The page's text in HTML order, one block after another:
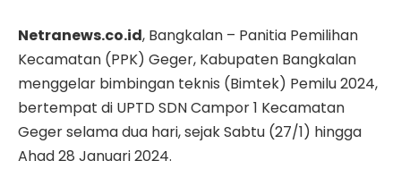
Netranews.co.id, Bangkalan – Panitia Pemilihan
Kecamatan (PPK) Geger, Kabupaten Bangkalan
menggelar bimbingan teknis (Bimtek) Pemilu 2024,
bertempat di UPTD SDN Campor 1 Kecamatan
Geger selama dua hari, sejak Sabtu (27/1) hingga
Ahad 28 Januari 2024.